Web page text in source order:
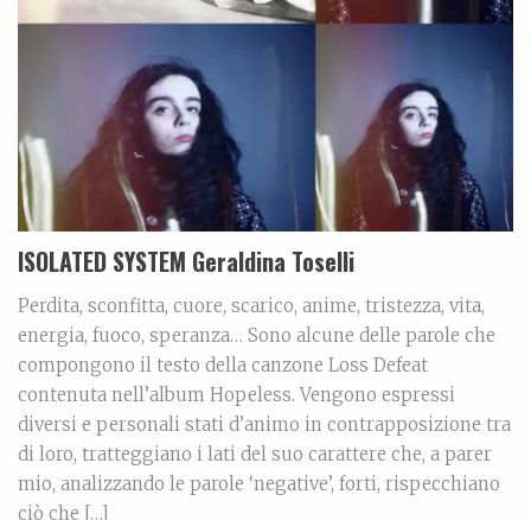
ISOLATED SYSTEM Geraldina Toselli
Perdita, sconfitta, cuore, scarico, anime, tristezza, vita,
energia, fuoco, speranza… Sono alcune delle parole che
compongono il testo della canzone Loss Defeat
contenuta nell’album Hopeless. Vengono espressi
diversi e personali stati d’animo in contrapposizione tra
di loro, tratteggiano i lati del suo carattere che, a parer
mio, analizzando le parole ‘negative’, forti, rispecchiano
ciò che […]